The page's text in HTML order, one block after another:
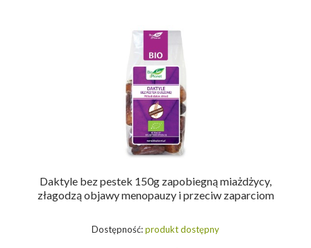
Daktyle bez pestek 150g zapobiegną miażdżycy,
złagodzą objawy menopauzy i przeciw zaparciom
Dostępność:produkt dostępny